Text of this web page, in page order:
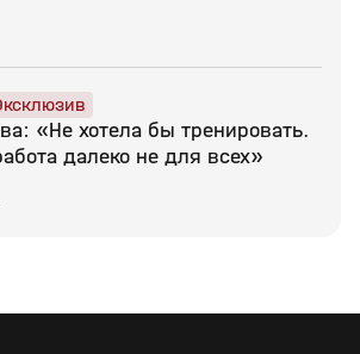
«Не хотела бы тренировать.
далеко не для всех»